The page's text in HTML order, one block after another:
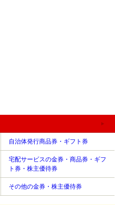
自治体発行商品券・ギフト券
宅配サービスの金券・商品券・ギフ
ト券・株主優待券
その他の金券・株主優待券